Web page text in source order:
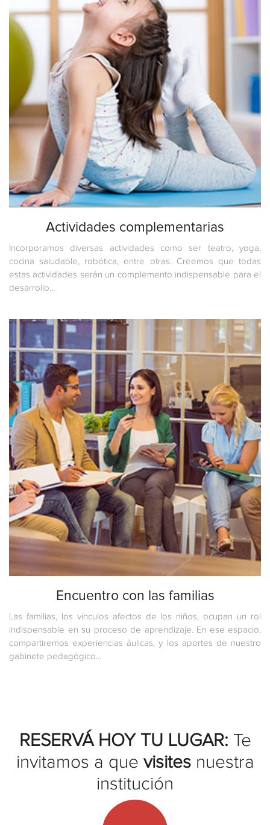
Actividades complementarias
Incorporamos diversas actividades como ser teatro, yoga,
cocina saludable, robótica, entre otras. Creemos que todas
estas actividades serán un complemento indispensable para el
desarrollo...
Encuentro con las familias
Las familias, los vínculos afectos de los niños, ocupan un rol
indispensable en su proceso de aprendizaje. En ese espacio,
compartiremos experiencias áulicas, y los aportes de nuestro
gabinete pedagógico...
RESERVÁ HOY TU LUGAR: Te
invitamos a que visitesnuestra
institución